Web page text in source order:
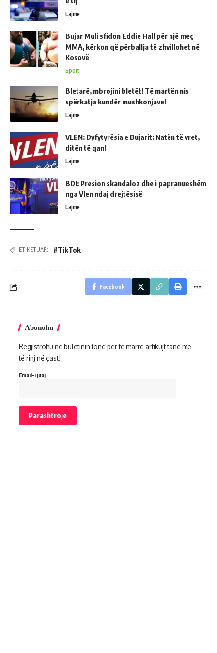
Lajme
Bujar Muli sfidon Eddie Hall për një meç
MMA, kërkon që përballja të zhvillohet në
Kosovë
Sport
Bletarë, mbrojini bletët! Të martën nis
spërkatja kundër mushkonjave!
Lajme
VLEN: Dyfytyrësia e Bujarit: Natën të vret,
ditën të qan!
Lajme
BDI: Presion skandaloz dhe i papranueshëm
nga Vlen ndaj drejtësisë
Lajme
ETIKETUAR: #TikTok
Facebook
Abonohu
Regjistrohu në buletinin tonë për të marrë artikujt tanë më
të rinj në çast!
Email-i juaj